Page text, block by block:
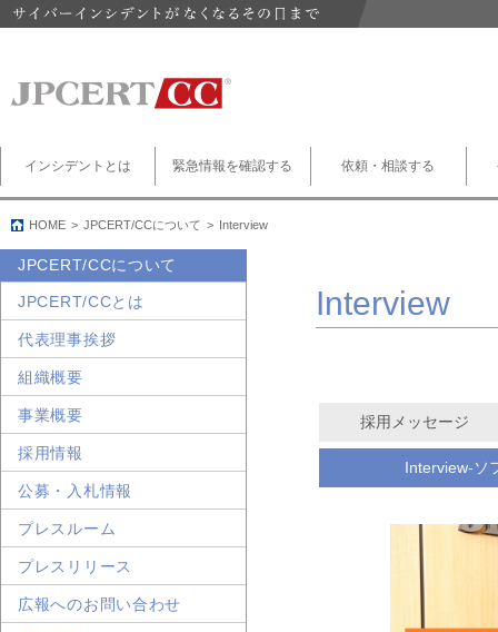
インシデントとは 緊急情報を確認する 依頼・相談する
HOME JPCERT/CCについて Interview
Interview
採用メッセージ
Interview-ソ
JPCERT/CCについて
JPCERT/CCとは
代表理事挨拶
組織概要
事業概要
採用情報
公募・入札情報
プレスルーム
プレスリリース
広報へのお問い合わせ